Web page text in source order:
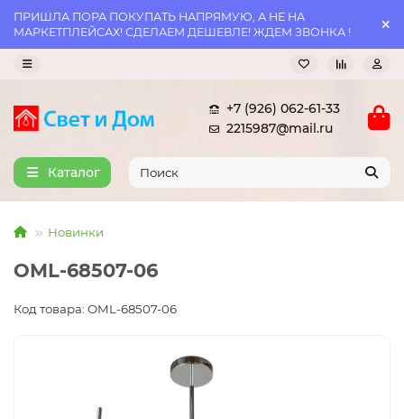
ПРИШЛА ПОРА ПОКУПАТЬ НАПРЯМУЮ, А НЕ НА
МАРКЕТПЛЕЙСАХ! СДЕЛАЕМ ДЕШЕВЛЕ! ЖДЕМ ЗВОНКА !
+7 (926) 062-61-33
2215987@mail.ru
Каталог
Новинки
OML-68507-06
Код товара: OML-68507-06